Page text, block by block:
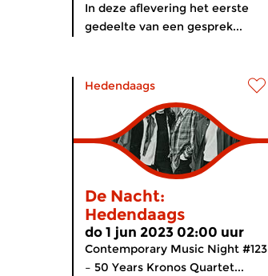
In deze aflevering het eerste
gedeelte van een gesprek...
Hedendaags
De Nacht:
Hedendaags
do 1 jun 2023 02:00 uur
Contemporary Music Night #123
– 50 Years Kronos Quartet...